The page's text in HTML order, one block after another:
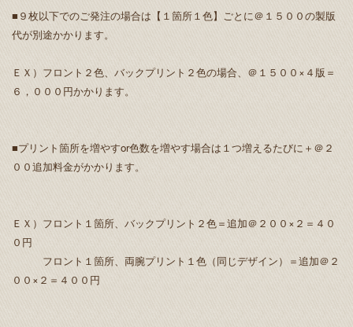
■９枚以下でのご発注の場合は【１箇所１色】ごとに＠１５００の製版
代が別途かかります。
ＥＸ）フロント２色、バックプリント２色の場合、＠１５００×４版＝
６，０００円かかります。
■プリント箇所を増やすor色数を増やす場合は１つ増えるたびに＋＠２
００追加料金がかかります。
ＥＸ）フロント１箇所、バックプリント２色＝追加＠２００×２＝４０
０円
フロント１箇所、両腕プリント１色（同じデザイン）＝追加＠２
００×２＝４００円